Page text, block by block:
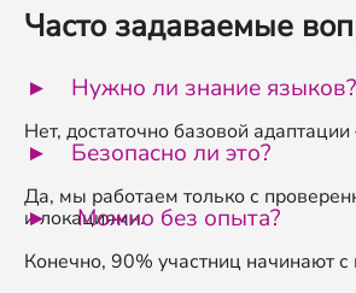
Часто задаваемые
Нужно ли знание языков?
Нет, достаточно базовой
Безопасно ли это?
Да, мы работаем только с
и локациями.
Можно без опыта?
Конечно, 90% участниц начинают с